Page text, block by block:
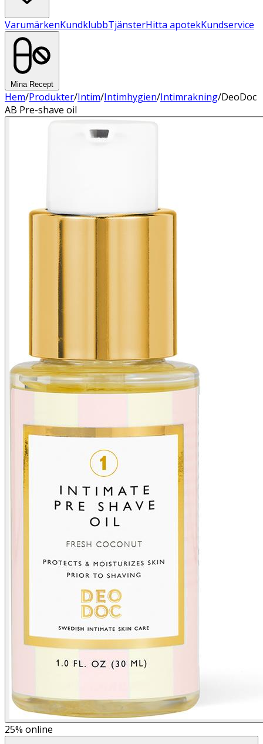
VarumärkenKundklubbTjänsterHitta apotekKundservice
Mina Recept
Hem/Produkter/Intim/Intimhygien/Intimrakning/DeoDoc
AB Pre-shave oil
25% online